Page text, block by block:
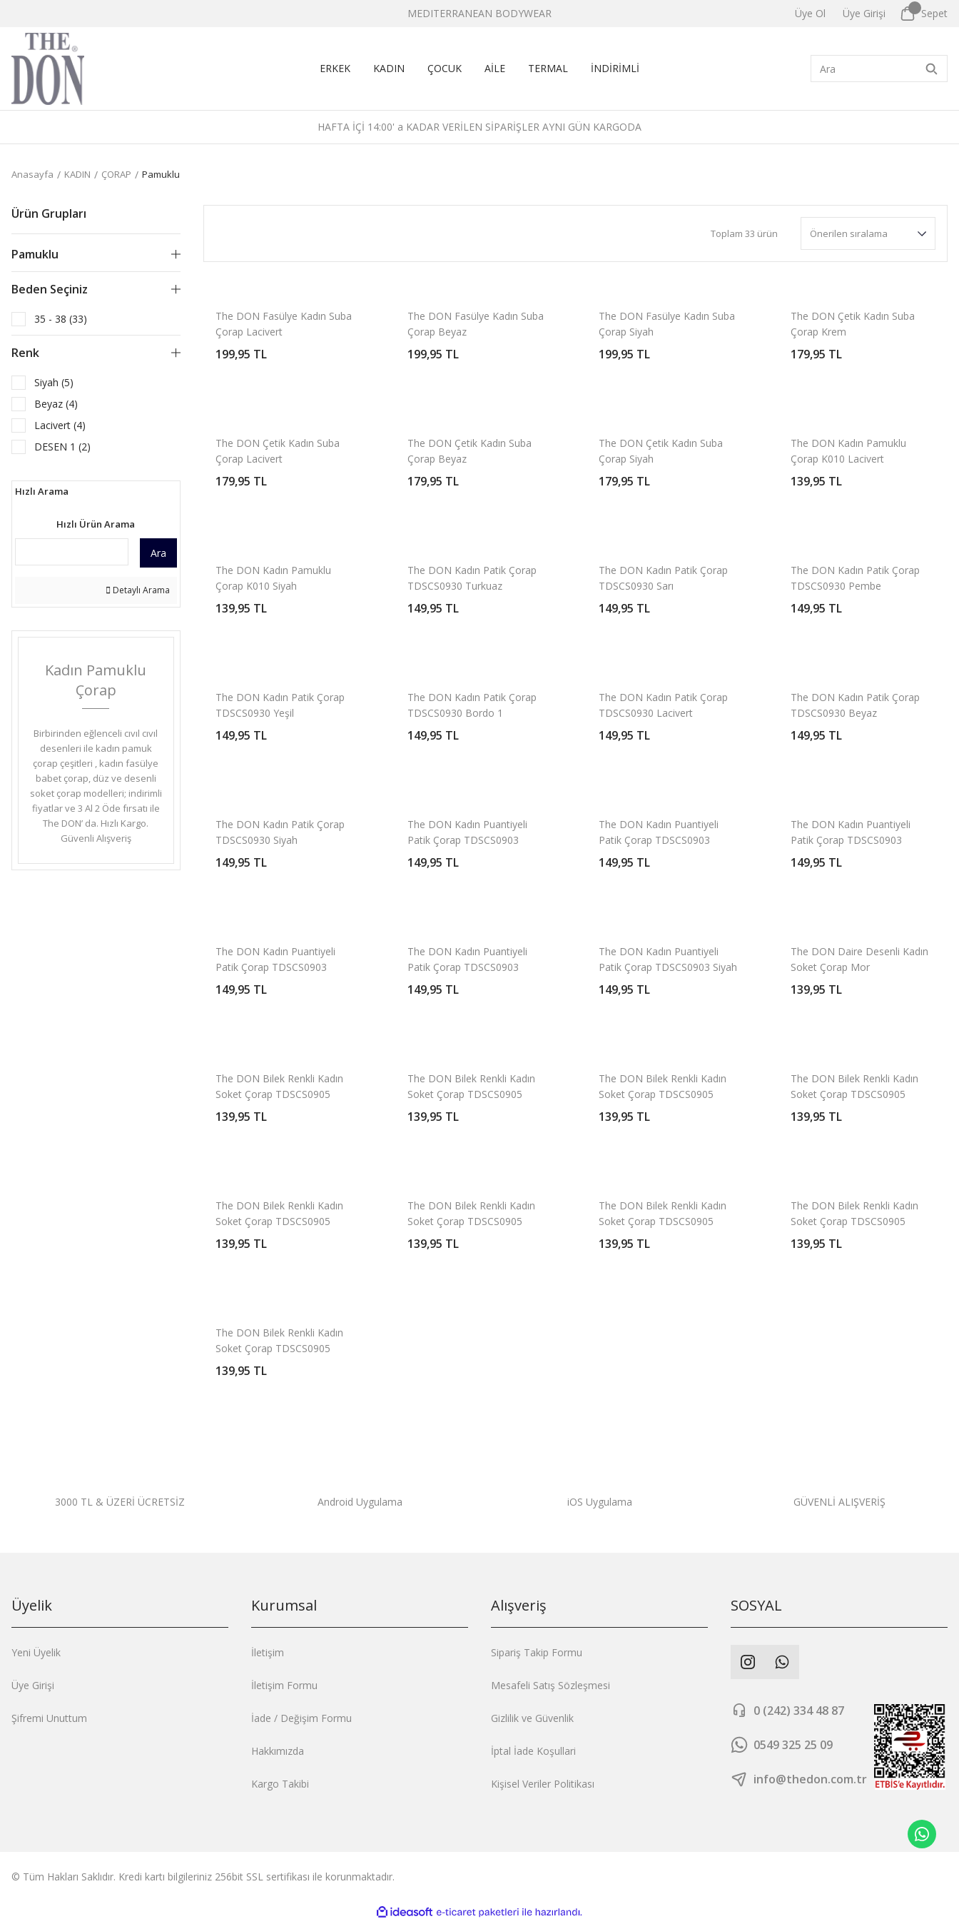
MEDITERRANEAN BODYWEAR Üye Ol Üye Girişi Sepet
ERKEK KADIN ÇOCUK AİLE TERMAL İNDİRİMLİ
HAFTA İÇİ 14:00' a KADAR VERİLEN SİPARİŞLER AYNI GÜN KARGODA
Anasayfa KADIN ÇORAP Pamuklu
Ürün Grupları
Pamuklu
Beden Seçiniz
35 - 38 (33)
Renk
Siyah (5)
Beyaz (4)
Lacivert (4)
DESEN 1 (2)
DESEN 3 (2)
BORDO 1 (1)
DESEN 6 (1)
TURKUAZ (1)
Yeşil (1)
Hızlı Arama
Hızlı Ürün Arama
Ara
Detaylı Arama
Kadın Pamuklu
Çorap
Birbirinden eğlenceli cıvıl cıvıl
desenleri ile kadın pamuk
çorap çeşitleri , kadın fasülye
babet çorap, düz ve desenli
soket çorap modelleri; indirimli
fiyatlar ve 3 Al 2 Öde fırsatı ile
The DON’ da. Hızlı Kargo.
Güvenli Alışveriş
Toplam 33 ürün
The DON Fasülye Kadın Suba
Çorap Lacivert
199,95 TL
The DON Fasülye Kadın Suba
Çorap Beyaz
199,95 TL
The DON Fasülye Kadın Suba
Çorap Siyah
199,95 TL
The DON Çetik Kadın Suba
Çorap Krem
179,95 TL
The DON Çetik Kadın Suba
Çorap Lacivert
179,95 TL
The DON Çetik Kadın Suba
Çorap Beyaz
179,95 TL
The DON Çetik Kadın Suba
Çorap Siyah
179,95 TL
The DON Kadın Pamuklu
Çorap K010 Lacivert
139,95 TL
The DON Kadın Pamuklu
Çorap K010 Siyah
139,95 TL
The DON Kadın Patik Çorap
TDSCS0930 Turkuaz
149,95 TL
The DON Kadın Patik Çorap
TDSCS0930 Sarı
149,95 TL
The DON Kadın Patik Çorap
TDSCS0930 Pembe
149,95 TL
The DON Kadın Patik Çorap
TDSCS0930 Yeşil
149,95 TL
The DON Kadın Patik Çorap
TDSCS0930 Bordo 1
149,95 TL
The DON Kadın Patik Çorap
TDSCS0930 Lacivert
149,95 TL
The DON Kadın Patik Çorap
TDSCS0930 Beyaz
149,95 TL
The DON Kadın Patik Çorap
TDSCS0930 Siyah
149,95 TL
The DON Kadın Puantiyeli
Patik Çorap TDSCS0903
Desen 3
149,95 TL
The DON Kadın Puantiyeli
Patik Çorap TDSCS0903
Desen 2
149,95 TL
The DON Kadın Puantiyeli
Patik Çorap TDSCS0903
Desen 1
149,95 TL
The DON Kadın Puantiyeli
Patik Çorap TDSCS0903
Pembe
149,95 TL
The DON Kadın Puantiyeli
Patik Çorap TDSCS0903
Beyaz
149,95 TL
The DON Kadın Puantiyeli
Patik Çorap TDSCS0903 Siyah
149,95 TL
The DON Daire Desenli Kadın
Soket Çorap Mor
139,95 TL
The DON Bilek Renkli Kadın
Soket Çorap TDSCS0905
Desen 11
139,95 TL
The DON Bilek Renkli Kadın
Soket Çorap TDSCS0905
Desen 10
139,95 TL
The DON Bilek Renkli Kadın
Soket Çorap TDSCS0905
Desen 7
139,95 TL
The DON Bilek Renkli Kadın
Soket Çorap TDSCS0905
Desen 6
139,95 TL
The DON Bilek Renkli Kadın
Soket Çorap TDSCS0905
Desen 5
139,95 TL
The DON Bilek Renkli Kadın
Soket Çorap TDSCS0905
Desen 4
139,95 TL
The DON Bilek Renkli Kadın
Soket Çorap TDSCS0905
Desen 3
139,95 TL
The DON Bilek Renkli Kadın
Soket Çorap TDSCS0905
Desen 2
139,95 TL
The DON Bilek Renkli Kadın
Soket Çorap TDSCS0905
Desen 1
139,95 TL
3000 TL & ÜZERİ ÜCRETSİZ Android Uygulama iOS Uygulama GÜVENLİ ALIŞVERİŞ
Üyelik
Yeni Üyelik
Üye Girişi
Şifremi Unuttum
Kurumsal
İletişim
İletişim Formu
İade / Değişim Formu
Hakkımızda
Kargo Takibi
Alışveriş
Sipariş Takip Formu
Mesafeli Satış Sözleşmesi
Gizlilik ve Güvenlik
İptal İade Koşullari
Kişisel Veriler Politikası
SOSYAL
0 (242) 334 48 87
0549 325 25 09
info@thedon.com.tr
© Tüm Hakları Saklıdır. Kredi kartı bilgileriniz 256bit SSL sertifikası ile korunmaktadır.
ideasoft e-